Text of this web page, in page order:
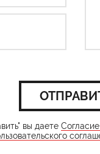
вы даете